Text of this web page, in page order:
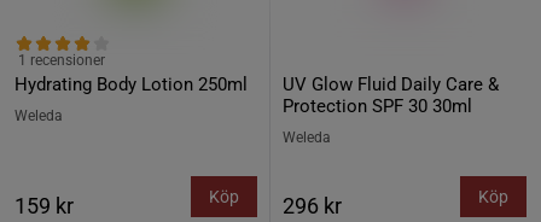
Hydrating Body Lotion 250ml
1 recensioner
Weleda
159 kr Köp
UV Glow Fluid Daily Care &
Protection SPF 30 30ml
Weleda
296 kr Köp